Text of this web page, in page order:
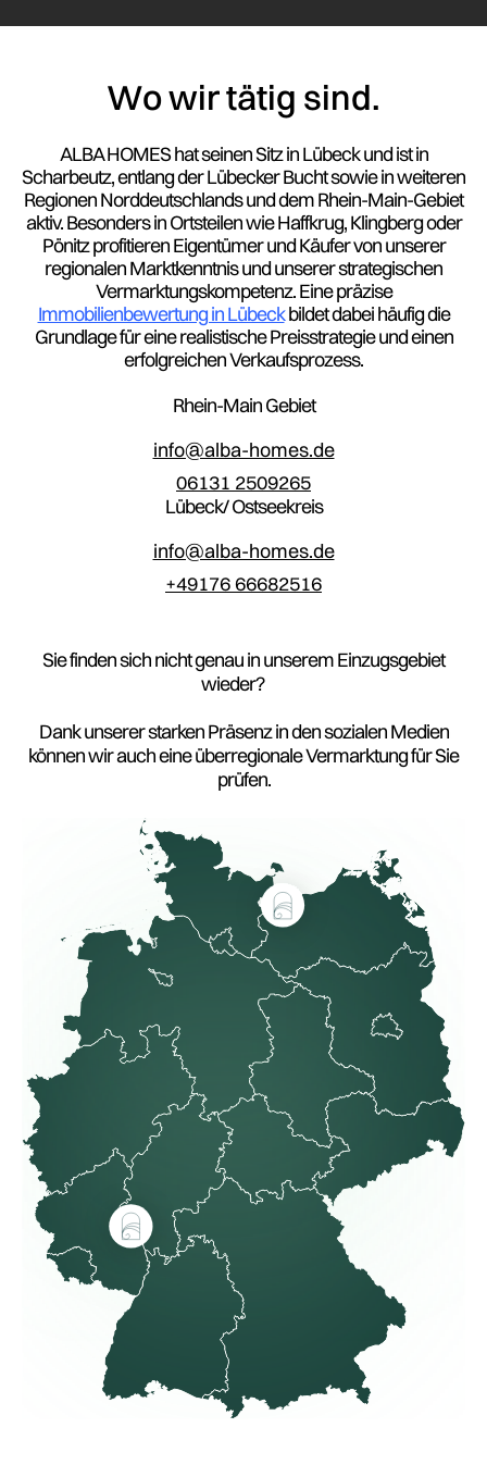
Wo wir tätig sind.
ALBA HOMES hat seinen Sitz in Lübeck und ist in
Scharbeutz, entlang der Lübecker Bucht sowie in weiteren
Regionen Norddeutschlands und dem Rhein-Main-Gebiet
aktiv. Besonders in Ortsteilen wie Haffkrug, Klingberg oder
Pönitz profitieren Eigentümer und Käufer von unserer
regionalen Marktkenntnis und unserer strategischen
Vermarktungskompetenz. Eine präzise
Immobilienbewertung in Lübeckbildet dabei häufig die
Grundlage für eine realistische Preisstrategie und einen
erfolgreichen Verkaufsprozess.
Rhein-Main Gebiet
info@alba-homes.de
06131 2509265
Lübeck/ Ostseekreis
info@alba-homes.de
+49176 66682516
Sie finden sich nicht genau in unserem Einzugsgebiet
wieder?
Dank unserer starken Präsenz in den sozialen Medien
können wir auch eine überregionale Vermarktung für Sie
prüfen.